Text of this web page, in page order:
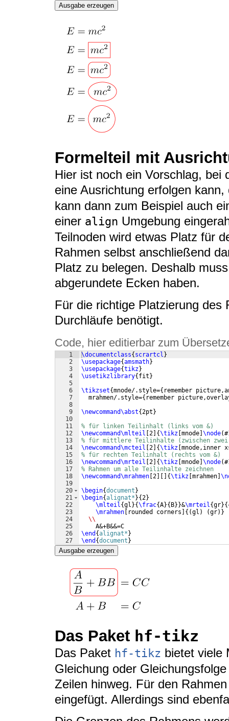
Ausgabe erzeugen
Formelteil mit
Hier ist noch ein Vorschlag, bei
eine Ausrichtung erfolgen
kann dann zum Beispiel auch
einer align Umgebung
Teilnoden wird etwas Platz für
Rahmen selbst anschließend
Platz zu belegen. Deshalb
abgerundete Ecken haben.
Für die richtige Platzierung des
Durchläufe benötigt.
Code, hier editierbar zum
1
2
3
4
5
6
7
8
9
10
11
12
13
14
15
16
17
18
19
20
21
22
23
24
25
26
27
\documentclass{ scrartcl }
\usepackage{amsmath}
\usepackage{tikz}
\usetikzlibrary{ fit }
\tikzset{mnode/.style={ remember
  mrahmen/.style=
{ remember
\newcommand\abst{2pt }
% für linken Teilinhalt (links vom &)
\newcommand\mlteil 2 {\tikz mnode \node(
% für mittlere Teilinhalte (zwischen zwei
\newcommand\mcteil 2 {\tikz mnode,inner
% für rechten Teilinhalt (rechts vom &)
\newcommand\mrteil 2 {\tikz mnode \node(
% Rahmen um alle Teilinhalte zeichnen
\newcommand\mrahmen 2 {\tikz mrahmen
\begin{document }
\begin{alignat* }{2}
\mlteil{gl }{\frac{A}{ B}}&\mrteil{gr}{
\mrahmen
rounded corners {(gl ) (gr)}
\\
    A&+B&&=C
\end {alignat* }
\end {document }
Ausgabe erzeugen
Das Paket hf-tikz
Das Paket hf-tikz bietet viele
Gleichung oder
Zeilen hinweg. Für den
eingefügt. Allerdings sind